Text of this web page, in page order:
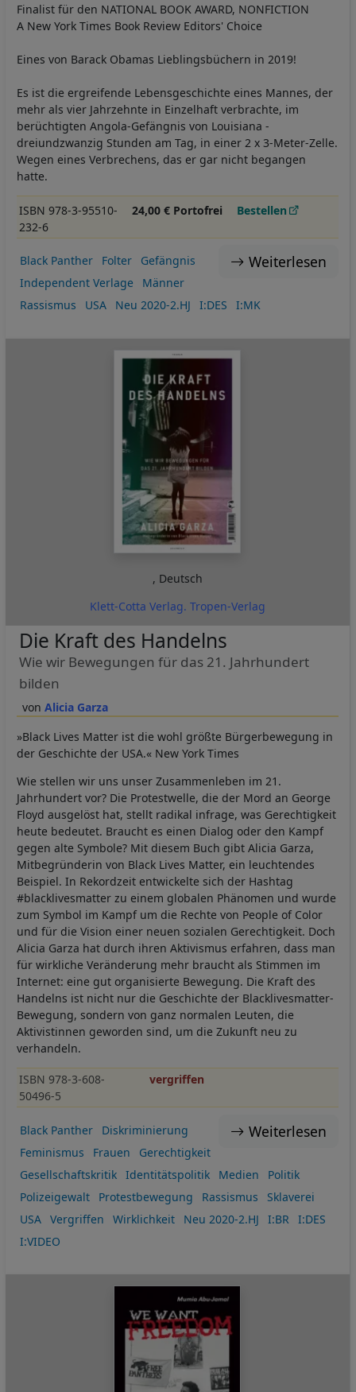
Finalist für den NATIONAL BOOK AWARD, NONFICTION
A New York Times Book Review Editors' Choice
Eines von Barack Obamas Lieblingsbüchern in 2019!
Es ist die ergreifende Lebensgeschichte eines Mannes, der
mehr als vier Jahrzehnte in Einzelhaft verbrachte, im
berüchtigten Angola-Gefängnis von Louisiana -
dreiundzwanzig Stunden am Tag, in einer 2 x 3-Meter-Zelle.
Wegen eines Verbrechens, das er gar nicht begangen
hatte.
ISBN 978-3-95510-
232-6
24,00 € Portofrei Bestellen
Weiterlesen
Black Panther Folter
Gefängnis
Independent Verlage
Männer
Rassismus
USA Neu 2020-2.HJ I:DES I:MK
, Deutsch
Klett-Cotta Verlag. Tropen-Verlag
Alicia Garza
Die Kraft des Handelns
Wie wir Bewegungen für das 21. Jahrhundert
bilden
»Black Lives Matter ist die wohl größte Bürgerbewegung in
der Geschichte der USA.« New York Times
Wie stellen wir uns unser Zusammenleben im 21.
Jahrhundert vor? Die Protestwelle, die der Mord an George
Floyd ausgelöst hat, stellt radikal infrage, was Gerechtigkeit
heute bedeutet. Braucht es einen Dialog oder den Kampf
gegen alte Symbole? Mit diesem Buch gibt Alicia Garza,
Mitbegründerin von Black Lives Matter, ein leuchtendes
Beispiel. In Rekordzeit entwickelte sich der Hashtag
#blacklivesmatter zu einem globalen Phänomen und wurde
zum Symbol im Kampf um die Rechte von People of Color
und für die Vision einer neuen sozialen Gerechtigkeit. Doch
Alicia Garza hat durch ihren Aktivismus erfahren, dass man
für wirkliche Veränderung mehr braucht als Stimmen im
Internet: eine gut organisierte Bewegung. Die Kraft des
Handelns ist nicht nur die Geschichte der Blacklivesmatter-
Bewegung, sondern von ganz normalen Leuten, die
Aktivistinnen geworden sind, um die Zukunft neu zu
verhandeln.
ISBN 978-3-608-
50496-5
vergriffen
Weiterlesen
Black Panther
Diskriminierung
Feminismus
Frauen
Gerechtigkeit
Gesellschaftskritik
Identitätspolitik Medien
Politik
Polizeigewalt
Protestbewegung Rassismus
Sklaverei
USA
Vergriffen Wirklichkeit Neu 2020-2.HJ I:BR
I:DES
I:VIDEO